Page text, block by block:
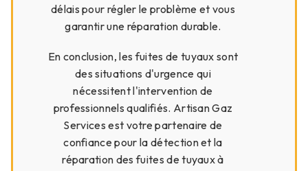
délais pour régler le problème et vous
garantir une réparation durable.
En conclusion, les fuites de tuyaux sont
des situations d'urgence qui
nécessitent l'intervention de
professionnels qualifiés. Artisan Gaz
Services est votre partenaire de
confiance pour la détection et la
réparation des fuites de tuyaux à